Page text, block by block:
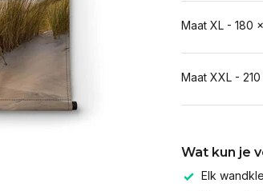
Maat XL - 180
Maat XXL -
Wat kun je
Elk